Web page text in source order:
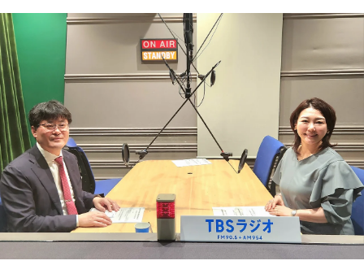
トピックス
TBS Podcast
お知らせ
イベント・グッズ
YouTube
会社情報